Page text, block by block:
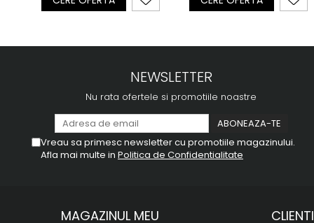
NEWSLETTER
Nu rata ofertele si promotiile noastre
Vreau sa primesc newsletter cu promotiile magazinului.
Afla mai multe in Politica de Confidentialitate
MAGAZINUL MEU CLIENTI